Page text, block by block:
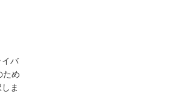
イバ
ため
ま